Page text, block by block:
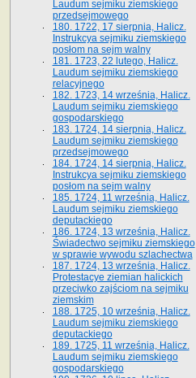
Laudum sejmiku ziemskiego
przedsejmowego
180. 1722, 17 sierpnia, Halicz.
Instrukcya sejmiku ziemskiego
posłom na sejm walny
181. 1723, 22 lutego, Halicz.
Laudum sejmiku ziemskiego
relacyjnego
182. 1723, 14 września, Halicz.
Laudum sejmiku ziemskiego
gospodarskiego
183. 1724, 14 sierpnia, Halicz.
Laudum sejmiku ziemskiego
przedsejmowego
184. 1724, 14 sierpnia, Halicz.
Instrukcya sejmiku ziemskiego
posłom na sejm walny
185. 1724, 11 września, Halicz.
Laudum sejmiku ziemskiego
deputackiego
186. 1724, 13 września, Halicz.
Świadectwo sejmiku ziemskiego
w sprawie wywodu szlachectwa
187. 1724, 13 września, Halicz.
Protestacye ziemian halickich
przeciwko zajściom na sejmiku
ziemskim
188. 1725, 10 września, Halicz.
Laudum sejmiku ziemskiego
deputackiego
189. 1725, 11 września, Halicz.
Laudum sejmiku ziemskiego
gospodarskiego